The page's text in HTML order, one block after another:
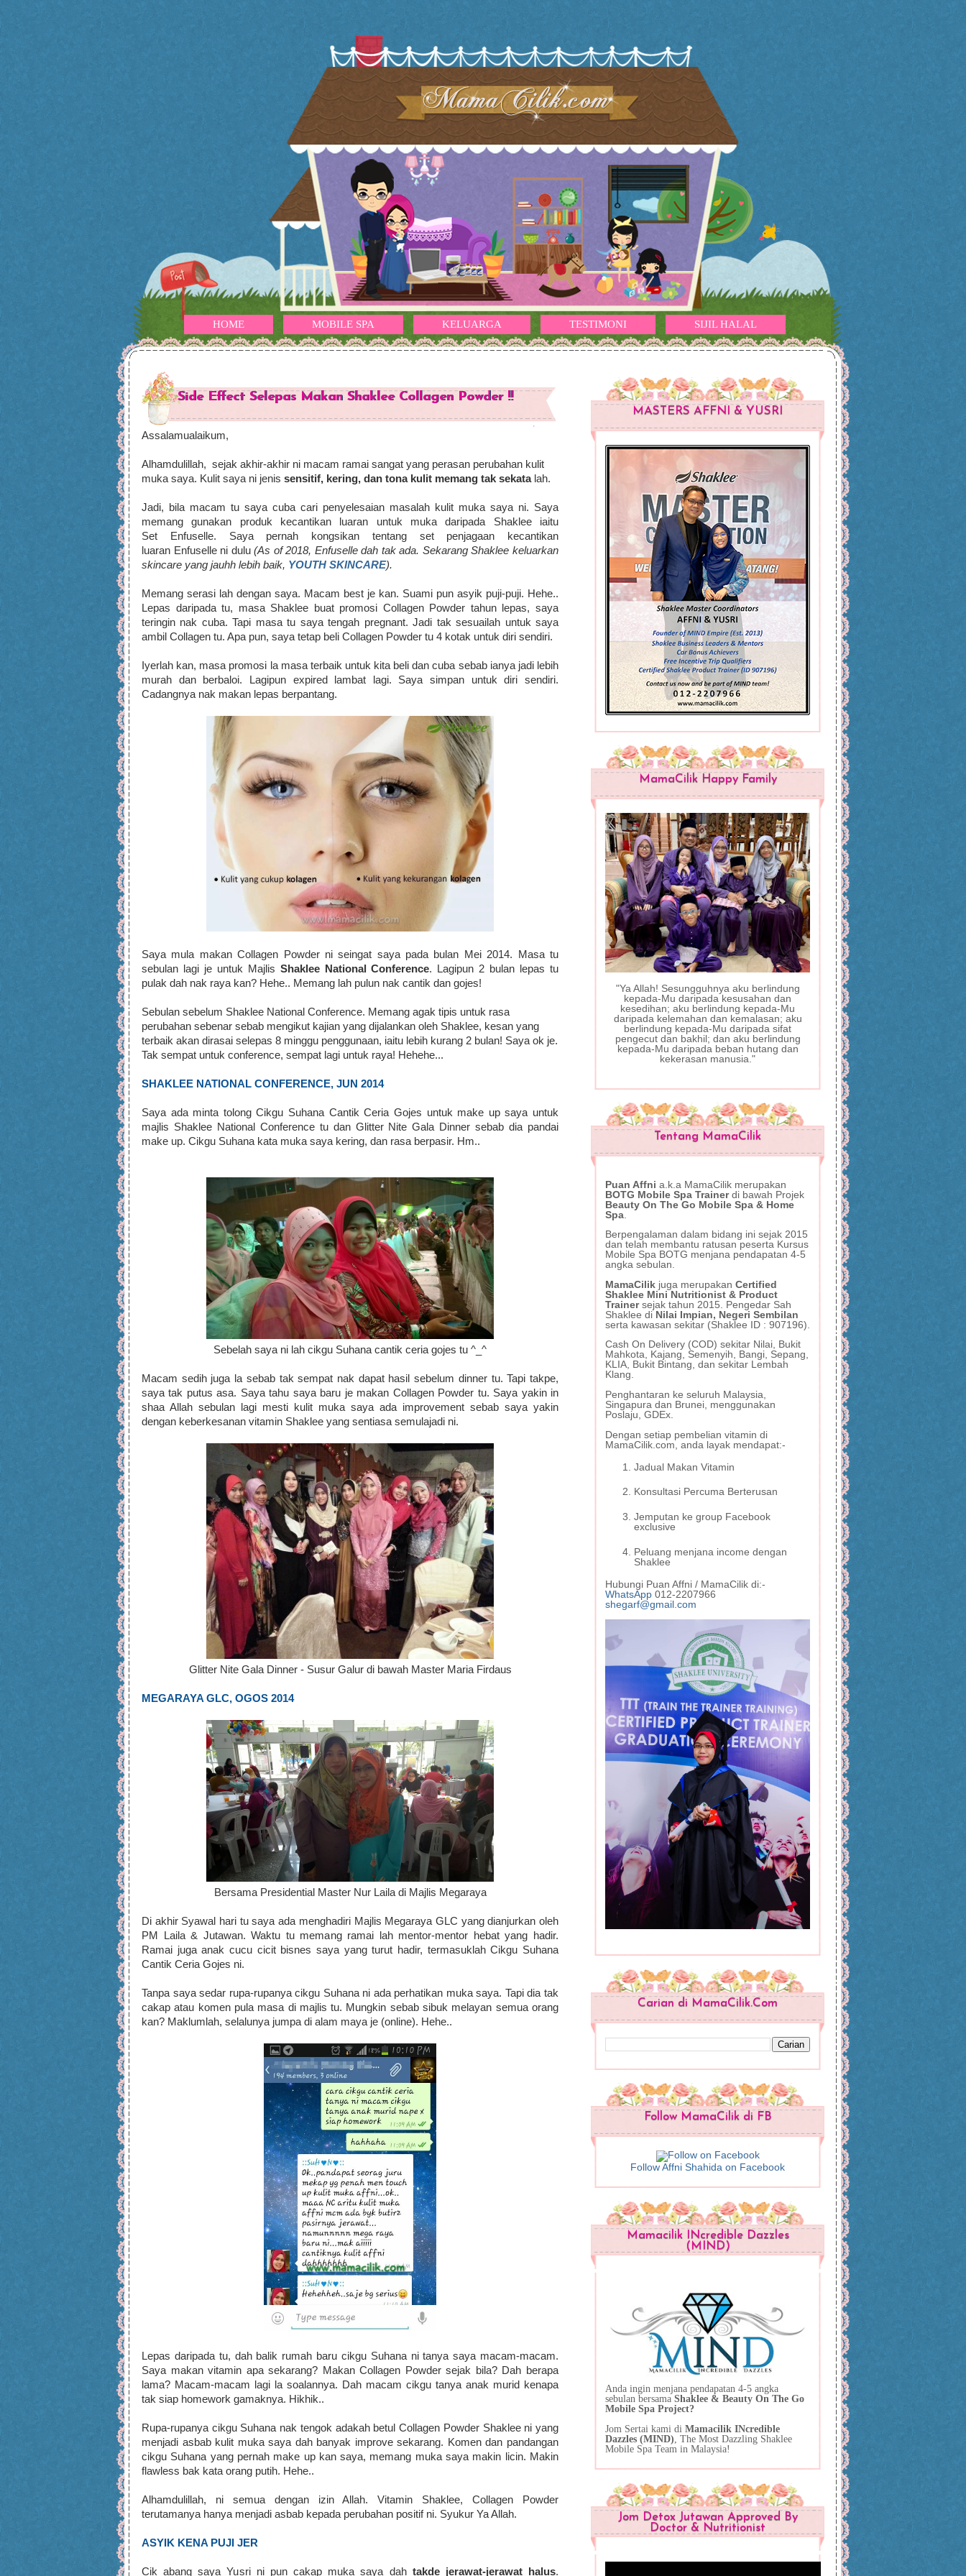
HOME MOBILE SPA KELUARGA TESTIMONI SIJIL HALAL
Side Effect Selepas Makan Shaklee Collagen Powder !!
Assalamualaikum,
Alhamdulillah, sejak akhir-akhir ni macam ramai sangat yang perasan perubahan kulit
muka saya. Kulit saya ni jenis sensitif, kering, dan tona kulit memang tak sekatalah.
Jadi, bila macam tu saya cuba cari penyelesaian masalah kulit muka saya ni. Saya
memang gunakan produk kecantikan luaran untuk muka daripada Shaklee iaitu
Set Enfuselle. Saya pernah kongsikan tentang set penjagaan kecantikan
luaran Enfuselle ni dulu(As of 2018, Enfuselle dah tak ada. Sekarang Shaklee keluarkan
skincare yang jauhh lebih baik, YOUTH SKINCARE).
Memang serasi lah dengan saya. Macam best je kan. Suami pun asyik puji-puji. Hehe..
Lepas daripada tu, masa Shaklee buat promosi Collagen Powder tahun lepas, saya
teringin nak cuba. Tapi masa tu saya tengah pregnant. Jadi tak sesuailah untuk saya
ambil Collagen tu. Apa pun, saya tetap beli Collagen Powder tu 4 kotak untuk diri sendiri.
Iyerlah kan, masa promosi la masa terbaik untuk kita beli dan cuba sebab ianya jadi lebih
murah dan berbaloi. Lagipun expired lambat lagi. Saya simpan untuk diri sendiri.
Cadangnya nak makan lepas berpantang.
Saya mula makan Collagen Powder ni seingat saya pada bulan Mei 2014. Masa tu
sebulan lagi je untuk Majlis Shaklee National Conference. Lagipun 2 bulan lepas tu
pulak dah nak raya kan? Hehe.. Memang lah pulun nak cantik dan gojes!
Sebulan sebelum Shaklee National Conference. Memang agak tipis untuk rasa
perubahan sebenar sebab mengikut kajian yang dijalankan oleh Shaklee, kesan yang
terbaik akan dirasai selepas 8 minggu penggunaan, iaitu lebih kurang 2 bulan! Saya ok je.
Tak sempat untuk conference, sempat lagi untuk raya! Hehehe...
SHAKLEE NATIONAL CONFERENCE, JUN 2014
Saya ada minta tolong Cikgu Suhana Cantik Ceria Gojes untuk make up saya untuk
majlis Shaklee National Conference tu dan Glitter Nite Gala Dinner sebab dia pandai
make up. Cikgu Suhana kata muka saya kering, dan rasa berpasir. Hm..
Sebelah saya ni lah cikgu Suhana cantik ceria gojes tu ^_^
Macam sedih juga la sebab tak sempat nak dapat hasil sebelum dinner tu. Tapi takpe,
saya tak putus asa. Saya tahu saya baru je makan Collagen Powder tu. Saya yakin in
shaa Allah sebulan lagi mesti kulit muka saya ada improvement sebab saya yakin
dengan keberkesanan vitamin Shaklee yang sentiasa semulajadi ni.
Glitter Nite Gala Dinner - Susur Galur di bawah Master Maria Firdaus
MEGARAYA GLC, OGOS 2014
Bersama Presidential Master Nur Laila di Majlis Megaraya
Di akhir Syawal hari tu saya ada menghadiri Majlis Megaraya GLC yang dianjurkan oleh
PM Laila & Jutawan. Waktu tu memang ramai lah mentor-mentor hebat yang hadir.
Ramai juga anak cucu cicit bisnes saya yang turut hadir, termasuklah Cikgu Suhana
Cantik Ceria Gojes ni.
Tanpa saya sedar rupa-rupanya cikgu Suhana ni ada perhatikan muka saya. Tapi dia tak
cakap atau komen pula masa di majlis tu. Mungkin sebab sibuk melayan semua orang
kan? Maklumlah, selalunya jumpa di alam maya je (online). Hehe..
Lepas daripada tu, dah balik rumah baru cikgu Suhana ni tanya saya macam-macam.
Saya makan vitamin apa sekarang? Makan Collagen Powder sejak bila? Dah berapa
lama? Macam-macam lagi la soalannya. Dah macam cikgu tanya anak murid kenapa
tak siap homework gamaknya. Hikhik..
Rupa-rupanya cikgu Suhana nak tengok adakah betul Collagen Powder Shaklee ni yang
menjadi asbab kulit muka saya dah banyak improve sekarang. Komen dan pandangan
cikgu Suhana yang pernah make up kan saya, memang muka saya makin licin. Makin
flawless bak kata orang putih. Hehe..
Alhamdulillah, ni semua dengan izin Allah. Vitamin Shaklee, Collagen Powder
terutamanya hanya menjadi asbab kepada perubahan positif ni. Syukur Ya Allah.
ASYIK KENA PUJI JER
Cik abang saya Yusri ni pun cakap muka saya dah takde jerawat-jerawat halus.
MASTERS AFFNI & YUSRI
MamaCilik Happy Family
"Ya Allah! Sesungguhnya aku berlindung
kepada-Mu daripada kesusahan dan
kesedihan; aku berlindung kepada-Mu
daripada kelemahan dan kemalasan; aku
berlindung kepada-Mu daripada sifat
pengecut dan bakhil; dan aku berlindung
kepada-Mu daripada beban hutang dan
kekerasan manusia."
Tentang MamaCilik
Puan Affni a.k.a MamaCilik merupakan
BOTG Mobile Spa Trainerdi bawah Projek
Beauty On The Go Mobile Spa & Home
Spa
Berpengalaman dalam bidang ini sejak 2015
dan telah membantu ratusan peserta Kursus
Mobile Spa BOTG menjana pendapatan 4-5
angka sebulan.
MamaCilik juga merupakan Certified
Shaklee Mini Nutritionist & Product
Trainersejak tahun 2015. Pengedar Sah
Shaklee di Nilai Impian, Negeri Sembilan
serta kawasan sekitar (Shaklee ID : 907196).
Cash On Delivery (COD) sekitar Nilai, Bukit
Mahkota, Kajang, Semenyih, Bangi, Sepang,
KLIA, Bukit Bintang, dan sekitar Lembah
Klang.
Penghantaran ke seluruh Malaysia,
Singapura dan Brunei, menggunakan
Poslaju, GDEx.
Dengan setiap pembelian vitamin di
MamaCilik.com, anda layak mendapat:-
Jadual Makan Vitamin
Konsultasi Percuma Berterusan
Jemputan ke group Facebook
exclusive
Peluang menjana income dengan
Shaklee
Hubungi Puan Affni / MamaCilik di:-
WhatsApp 012-2207966
shegarf@gmail.com
Carian di MamaCilik.Com
Follow MamaCilik di FB
Follow Affni Shahida on Facebook
Mamacilik INcredible Dazzles
(MIND)
Anda ingin menjana pendapatan 4-5 angka
sebulan bersama Shaklee & Beauty On The Go
Mobile Spa Project?
Jom Sertai kami di Mamacilik INcredible
Dazzles (MIND), The Most Dazzling Shaklee
Mobile Spa Team in Malaysia!
Jom Detox Jutawan Approved By
Doctor & Nutritionist